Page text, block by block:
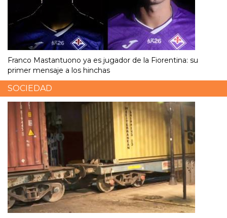
Franco Mastantuono ya es jugador de la Fiorentina: su
primer mensaje a los hinchas
SOCIEDAD